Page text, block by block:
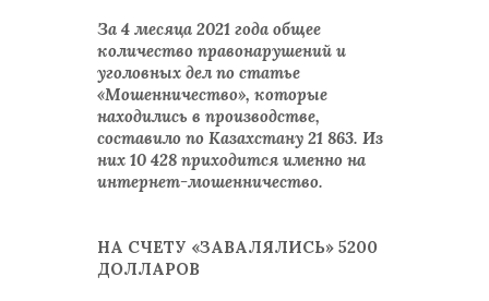
За 4 месяца 2021 года общее
количество правонарушений и
уголовных дел по статье
«Мошенничество», которые
находились в производстве,
составило по Казахстану 21 863. Из
них 10 428 приходится именно на
интернет-мошенничество.
НА СЧЕТУ «ЗАВАЛЯЛИСЬ» 5200
ДОЛЛАРОВ